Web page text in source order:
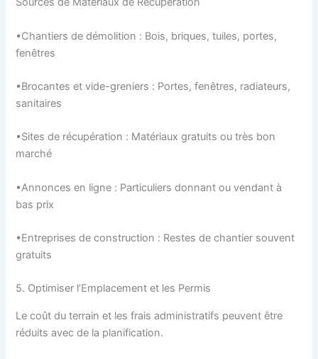
•Chantiers de démolition : Bois, briques, tuiles, portes,
fenêtres
•Brocantes et vide-greniers : Portes, fenêtres, radiateurs,
sanitaires
•Sites de récupération : Matériaux gratuits ou très bon
marché
•Annonces en ligne : Particuliers donnant ou vendant à
bas prix
•Entreprises de construction : Restes de chantier souvent
gratuits
5. Optimiser l’Emplacement et les Permis
Le coût du terrain et les frais administratifs peuvent être
réduits avec de la planification.